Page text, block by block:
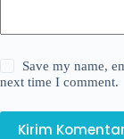
Save my name,
next time I comment.
Kirim Komentar